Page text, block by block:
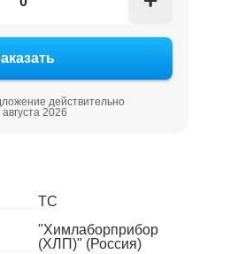
действительно
2026
ТС
"Химлаборприбор
(ХЛП)" (Россия)